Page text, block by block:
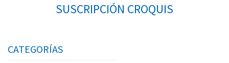
SUSCRIPCIÓN CROQUIS
CATEGORÍAS